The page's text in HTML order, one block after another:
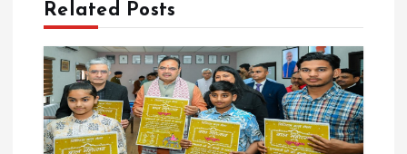
n
a
v
Related Posts